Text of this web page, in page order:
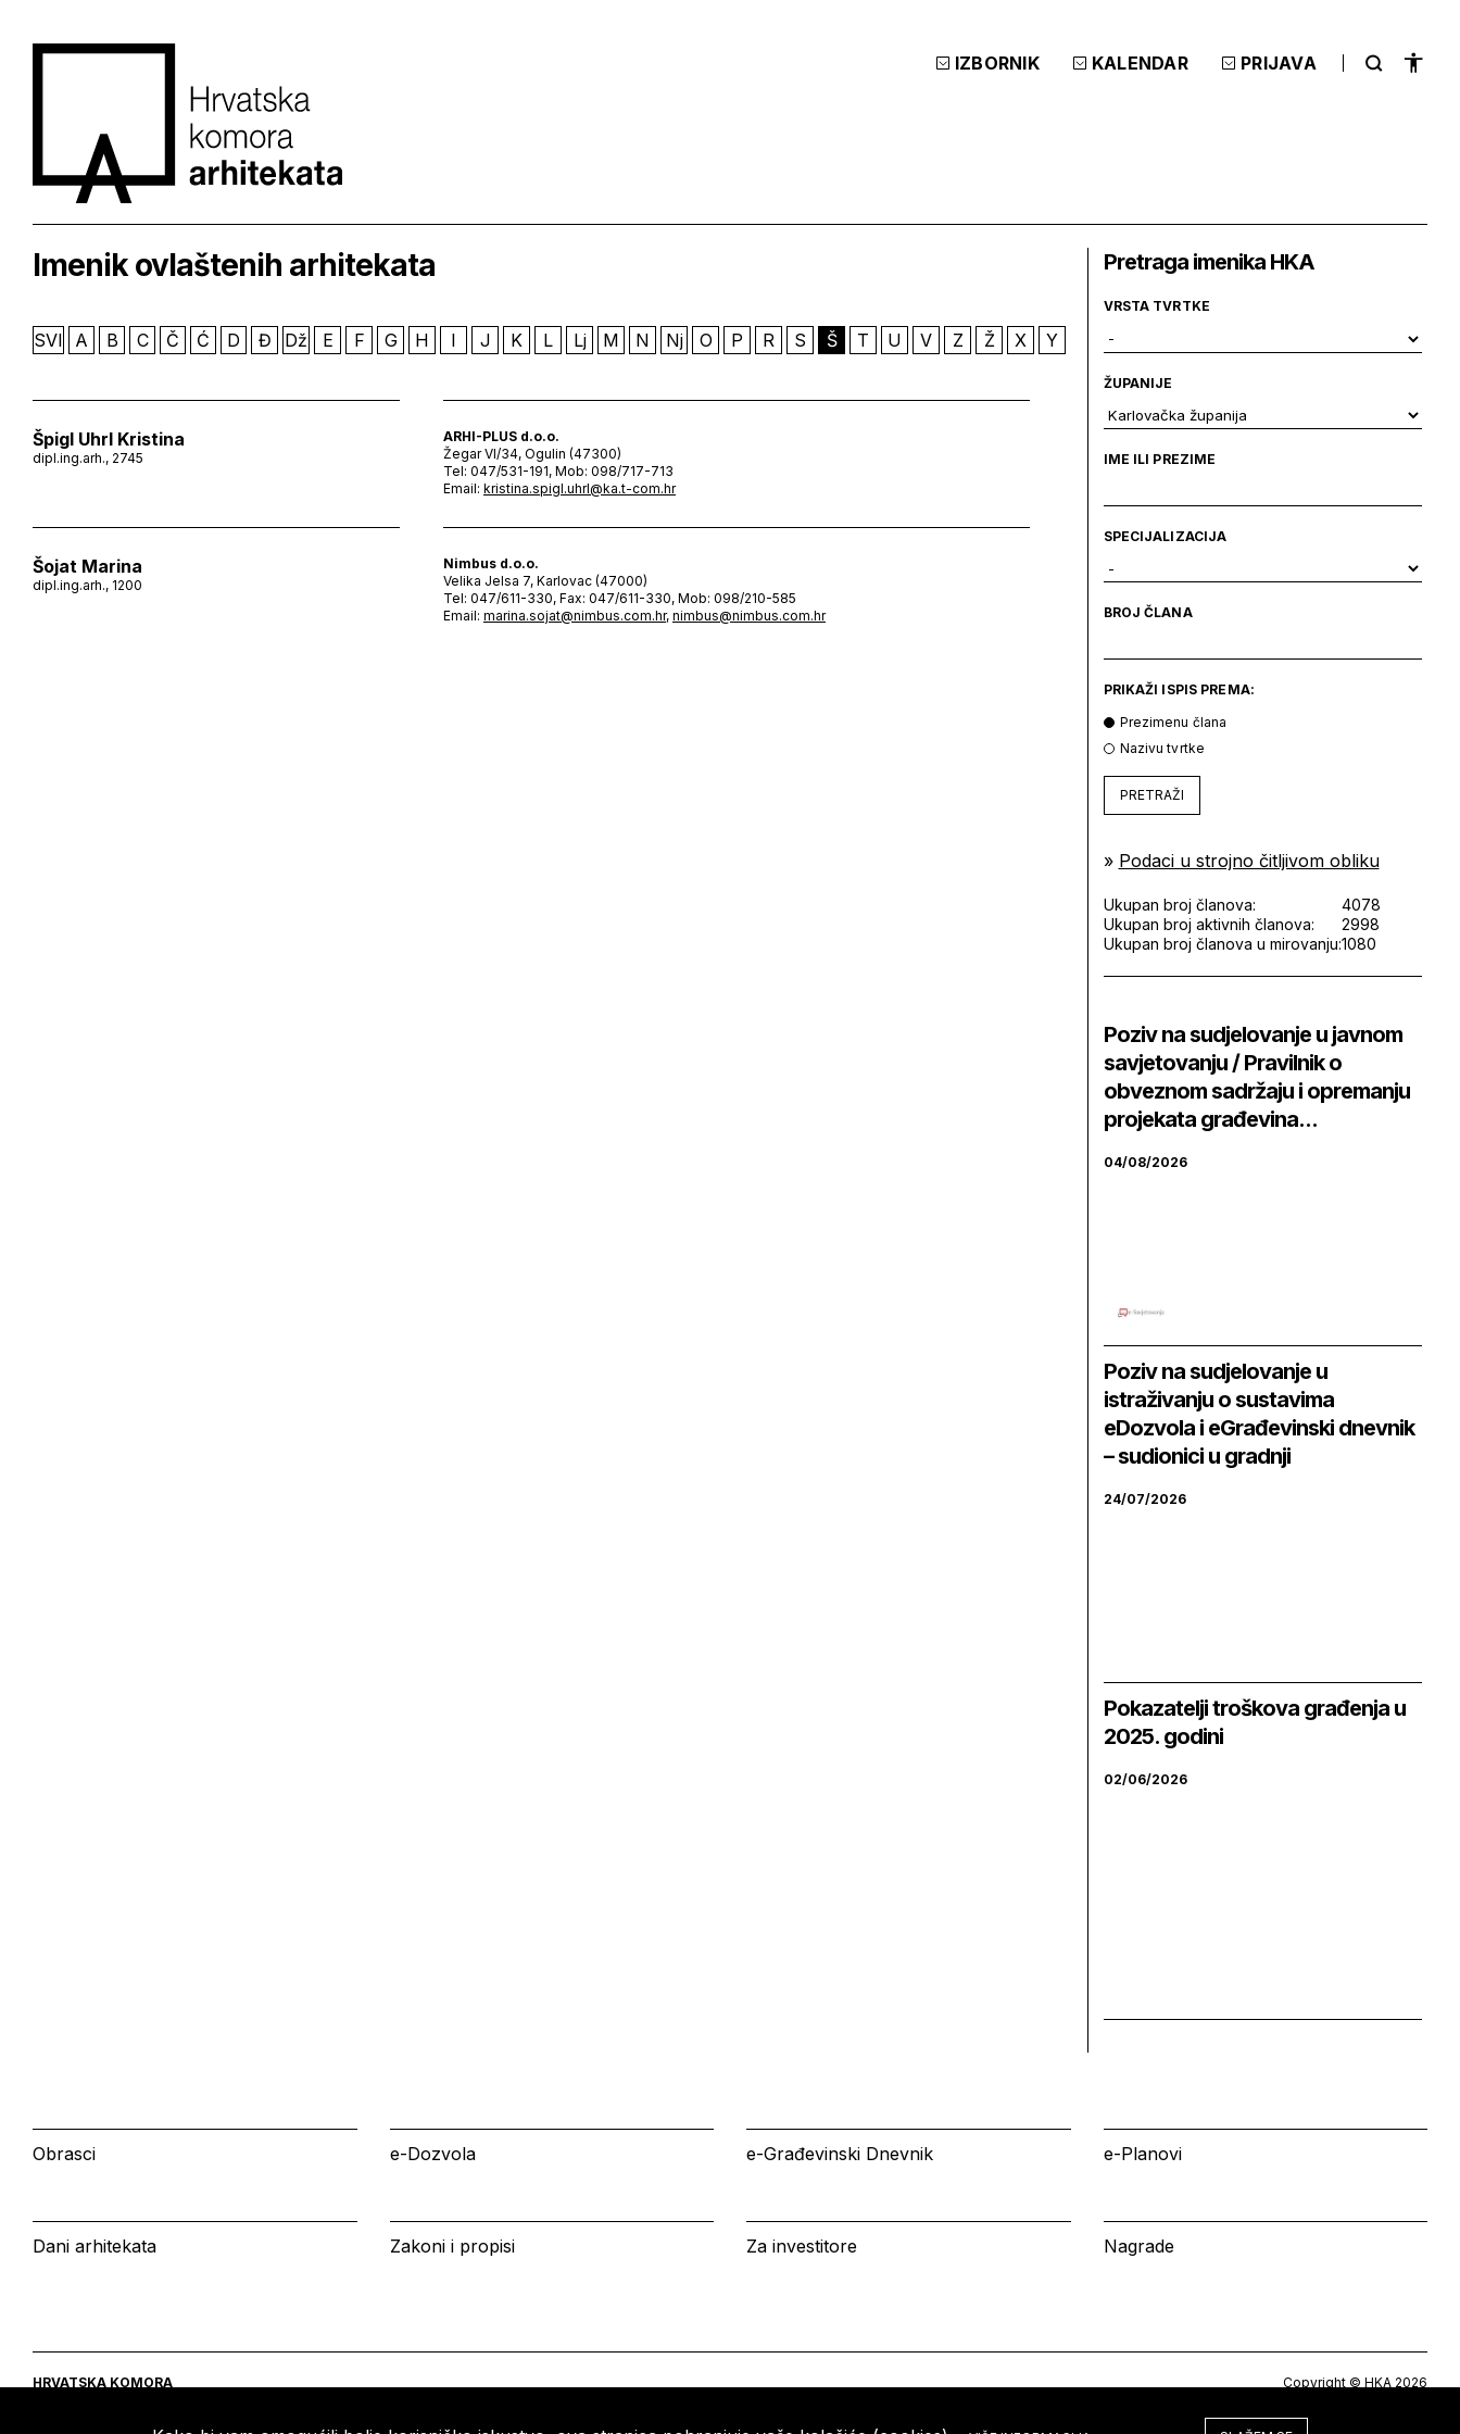
IZBORNIK KALENDAR PRIJAVA
Imenik ovlaštenih arhitekata
SVI A B C Č Ć D Đ Dž E F G H I J K L Lj M N Nj O P R S Š T U V Z Ž X Y
Špigl Uhrl Kristina
dipl.ing.arh., 2745
ARHI-PLUS d.o.o.
Žegar VI/34, Ogulin (47300)
Tel: 047/531-191, Mob: 098/717-713
Email: kristina.spigl.uhrl@ka.t-com.hr
Šojat Marina
dipl.ing.arh., 1200
Nimbus d.o.o.
Velika Jelsa 7, Karlovac (47000)
Tel: 047/611-330, Fax: 047/611-330, Mob: 098/210-585
Email: marina.sojat@nimbus.com.hr, nimbus@nimbus.com.hr
Pretraga imenika HKA
VRSTA TVRTKE
ŽUPANIJE
IME ILI PREZIME
SPECIJALIZACIJA
BROJ ČLANA
PRIKAŽI ISPIS PREMA:
Prezimenu člana
Nazivu tvrtke
PRETRAŽI
» Podaci u strojno čitljivom obliku
Ukupan broj članova:
4078
Ukupan broj aktivnih članova:
2998
Ukupan broj članova u mirovanju:1080
Poziv na sudjelovanje u javnom
savjetovanju / Pravilnik o
obveznom sadržaju i opremanju
projekata građevina...
04/08/2026
Poziv na sudjelovanje u
istraživanju o sustavima
eDozvola i eGrađevinski dnevnik
– sudionici u gradnji
24/07/2026
Pokazatelji troškova građenja u
2025. godini
02/06/2026
Obrasci e-Dozvola e-Građevinski Dnevnik e-Planovi
Dani arhitekata Zakoni i propisi Za investitore Nagrade
HRVATSKA KOMORA
Copyright © HKA 2026